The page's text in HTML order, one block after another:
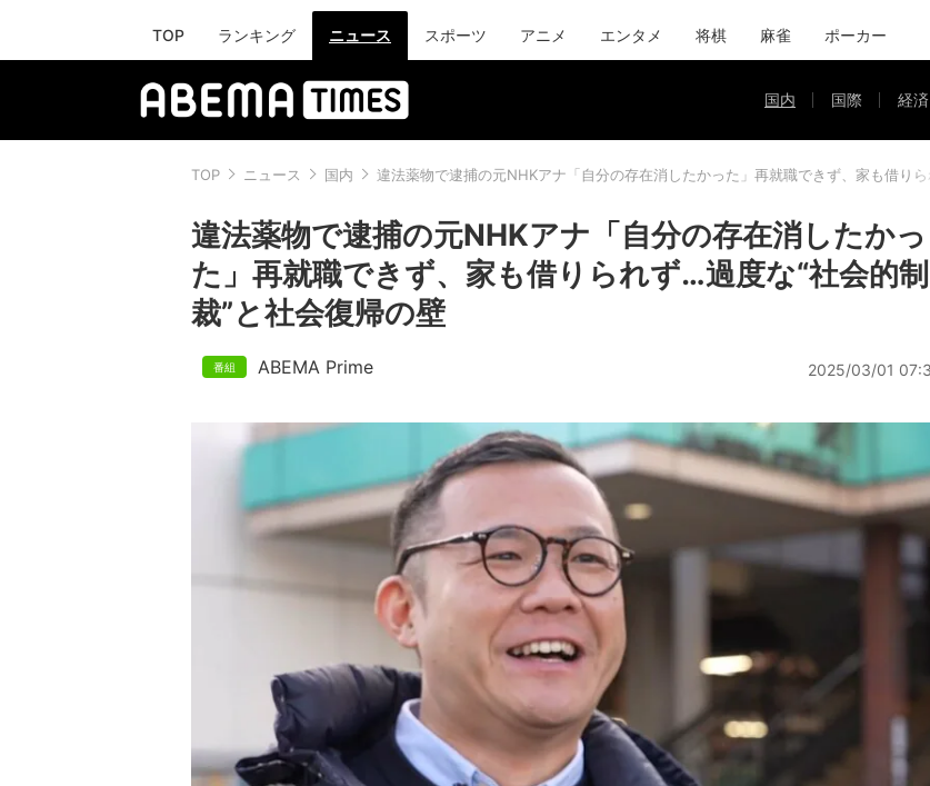
TOP ランキング ニュース スポーツ アニメ エンタメ 将棋 麻雀 ポーカー
国内 国際 経
TOP ニュース 国内 違法薬物で逮捕の元NHKアナ「自分の存在消したかった」再就職できず、家も借り
違法薬物で逮捕の元NHKアナ「自分の存在消したかっ
た」再就職できず、家も借りられず…過度な“社会的制
裁”と社会復帰の壁
ABEMA Prime 2025/03/01